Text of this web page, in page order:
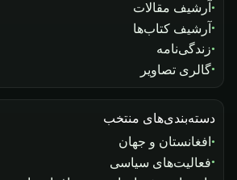
آرشیف مقالات
آرشیف کتاب‌ها
زندگی‌نامه
گالری تصاویر
دسته‌بندی‌های منتخب
افغانستان و جهان
فعالیت‌های سیاسی